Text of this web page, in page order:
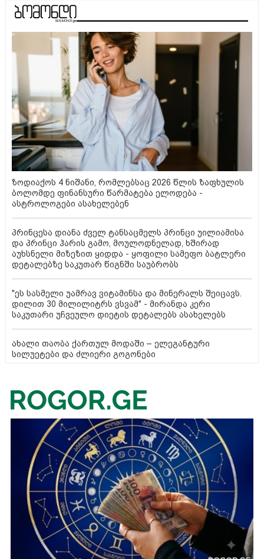
ზოდიაქოს 4 ნიშანი, რომლებსაც 2026 წლის ზაფხულის
ბოლომდე ფინანსური წარმატება ელოდება -
ასტროლოგები ასახელებენ
პრინცესა დიანა ძველ ტანსაცმელს პრინცი უილიამისა
და პრინცი ჰარის გამო, მოულოდნელად, ხშირად
აუხსნელი მიზეზით ყიდდა - ყოფილი სამეფო ბატლერი
დეტალებზე საკუთარ წიგნში საუბრობს
"ეს სასმელი უამრავ ვიტამინსა და მინერალს შეიცავს.
დილით 30 მილილიტრს ვსვამ" - მირანდა კერი
საკუთარი უჩვეულო დიეტის დეტალებს ასახელებს
ახალი თაობა ქართულ მოდაში – ელეგანტური
სილუეტები და ძლიერი გოგონები